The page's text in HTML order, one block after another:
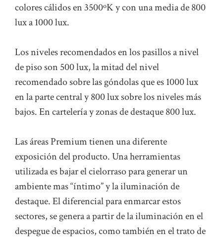
colores cálidos en 3500ºK y con una media de 800
lux a 1000 lux.
Los niveles recomendados en los pasillos a nivel
de piso son 500 lux, la mitad del nivel
recomendado sobre las góndolas que es 1000 lux
en la parte central y 800 lux sobre los niveles más
bajos. En cartelería y zonas de destaque 800 lux.
Las áreas Premium tienen una diferente
exposición del producto. Una herramientas
utilizada es bajar el cielorraso para generar un
ambiente mas “íntimo” y la iluminación de
destaque. El diferencial para enmarcar estos
sectores, se genera a partir de la iluminación en el
despegue de espacios, como también en el trato de